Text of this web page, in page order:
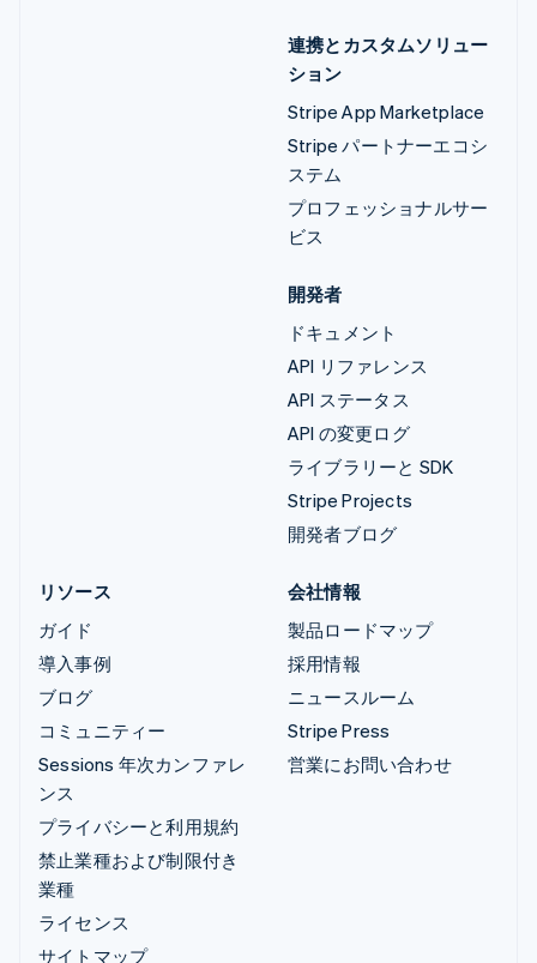
連携とカスタムソリュー
ション
Stripe App Marketplace
Stripe パートナーエコシ
ステム
プロフェッショナルサー
ビス
開発者
ドキュメント
API リファレンス
API ステータス
API の変更ログ
ライブラリーと SDK
Stripe Projects
開発者ブログ
リソース
ガイド
導入事例
ブログ
コミュニティー
Sessions 年次カンファレ
ンス
プライバシーと利用規約
禁止業種および制限付き
業種
ライセンス
サイトマップ
会社情報
製品ロードマップ
採用情報
ニュースルーム
Stripe Press
営業にお問い合わせ